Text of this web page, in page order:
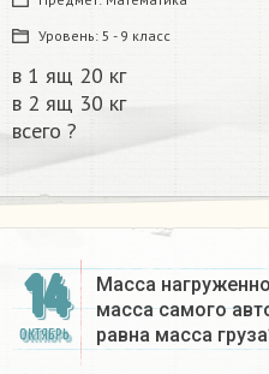
Уровень: 5 - 9 класс
в 1 ящ 20 кг
в 2 ящ 30 кг
всего ?​
14
ОКТЯБРЬ
Масса
масса самого
равна масса